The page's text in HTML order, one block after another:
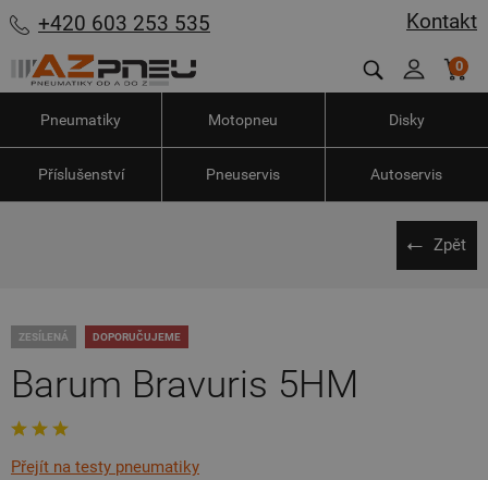
Kontakt
+420 603 253 535
0
Pneumatiky Motopneu Disky
Příslušenství Pneuservis Autoservis
Zpět
ZESÍLENÁ DOPORUČUJEME
Barum Bravuris 5HM
Přejít na testy pneumatiky